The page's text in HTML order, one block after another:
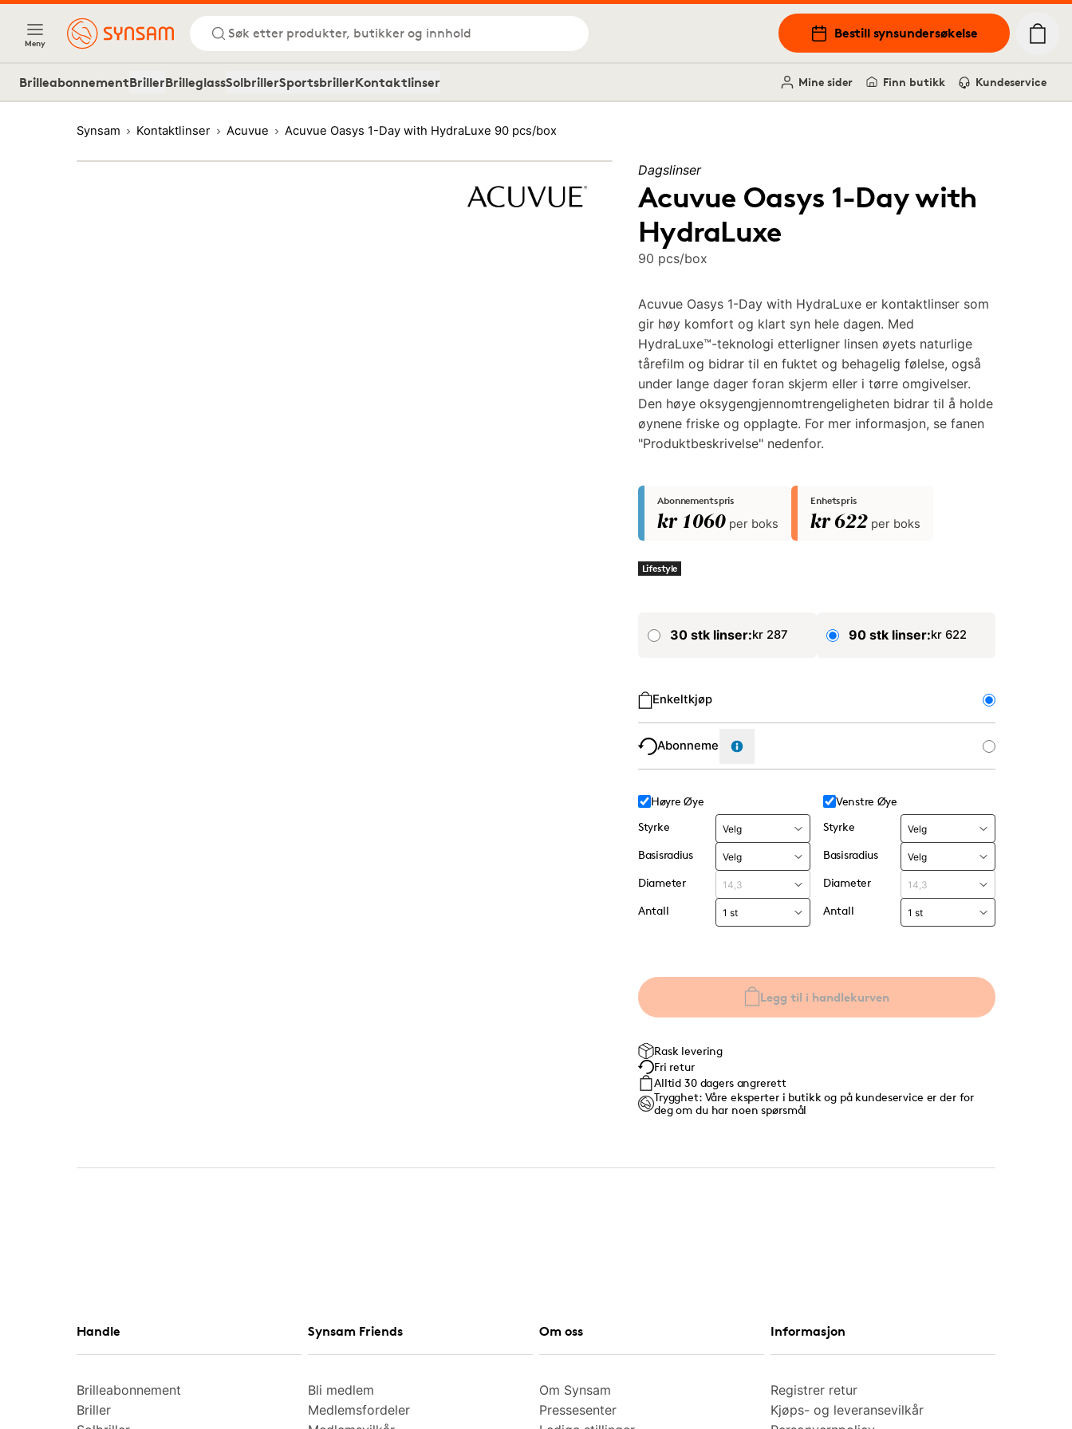
Meny
Søk etter produkter, butikker og innhold Bestill synsundersøkelse
BrilleabonnementBrillerBrilleglassSolbrillerSportsbrillerKontaktlinser Mine sider Finn butikk Kundeservice
Synsam Kontaktlinser Acuvue Acuvue Oasys 1-Day with HydraLuxe 90 pcs/box
Dagslinser
Acuvue Oasys 1-Day with
HydraLuxe
90 pcs/box
Acuvue Oasys 1-Day with HydraLuxe er kontaktlinser som
gir høy komfort og klart syn hele dagen. Med
HydraLuxe™-teknologi etterligner linsen øyets naturlige
tårefilm og bidrar til en fuktet og behagelig følelse, også
under lange dager foran skjerm eller i tørre omgivelser.
Den høye oksygengjennomtrengeligheten bidrar til å holde
øynene friske og opplagte. For mer informasjon, se fanen
"Produktbeskrivelse" nedenfor.
Abonnementspris
kr 1060 per boks
Enhetspris
kr 622 per boks
Lifestyle
30 stk linser:kr 287 90 stk linser:kr 622
Enkeltkjøp
Abonnement
Høyre Øye
Styrke
Basisradius
Diameter
Antall
Venstre Øye
Styrke
Basisradius
Diameter
Antall
Legg til i handlekurven
Rask levering
Fri retur
Alltid 30 dagers angrerett
Trygghet: Våre eksperter i butikk og på kundeservice er der for
deg om du har noen spørsmål
Handle
Brilleabonnement
Briller
Synsam Friends
Bli medlem
Medlemsfordeler
Om oss
Om Synsam
Pressesenter
Informasjon
Registrer retur
Kjøps- og leveransevilkår